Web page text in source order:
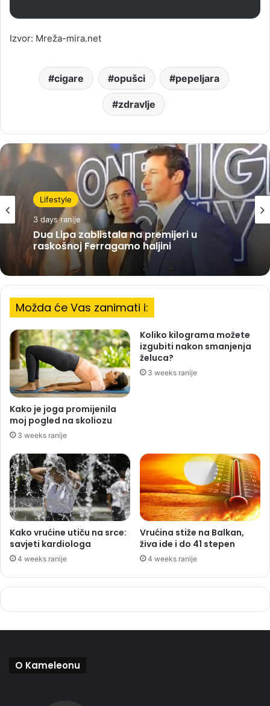
Izvor: Mreža-mira.net
cigare opušci pepeljara
zdravlje
Lifestyle
3 days ranije
Dua Lipa zablistala na premijeri u
raskošnoj Ferragamo haljini
Možda će Vas zanimati i:
Kako je joga promijenila
moj pogled na skoliozu
3 weeks ranije
Koliko kilograma možete
izgubiti nakon smanjenja
želuca?
3 weeks ranije
Kako vrućine utiču na srce:
savjeti kardiologa
4 weeks ranije
Vrućina stiže na Balkan,
živa ide i do 41 stepen
4 weeks ranije
O Kameleonu